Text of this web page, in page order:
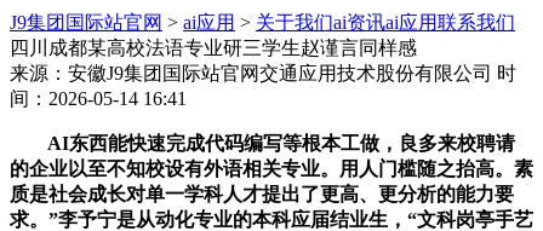
J9集团国际站官网 > ai应用 > 关于我们ai资讯ai应用联系我们
四川成都某高校法语专业研三学生赵谨言同样感
来源：安徽J9集团国际站官网交通应用技术股份有限公司 时
间：2026-05-14 16:41
AI东西能快速完成代码编写等根本工做，良多来校聘请
的企业以至不知校设有外语相关专业。用人门槛随之抬高。素
质是社会成长对单一学科人才提出了更高、更分析的能力要
求。”李予宁是从动化专业的本科应届结业生，“文科岗亭手艺